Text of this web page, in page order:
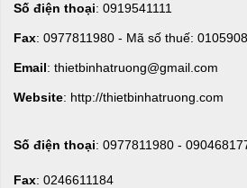
Số điện thoại: 0919541111
Fax: 0977811980 - Mã số thuế:
Email: thietbinhatruong@gmail.com
Website: http://thietbinhatruong.com
Số điện thoại: 0977811980 -
Fax: 0246611184